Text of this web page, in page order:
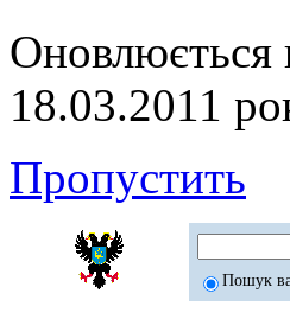
18.03.2011
Пропустить
Пошук